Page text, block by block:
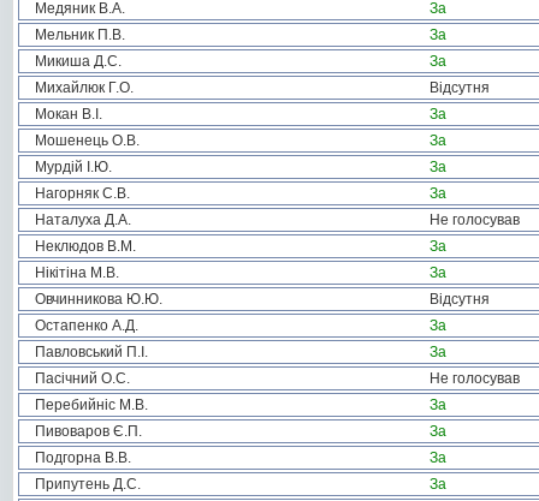
Медяник В.А.
За
Мельник П.В.
За
Микиша Д.С.
За
Михайлюк Г.О.
Відсутня
Мокан В.І.
За
Мошенець О.В.
За
Мурдій І.Ю.
За
Нагорняк С.В.
За
Наталуха Д.А.
Не голосував
Неклюдов В.М.
За
Нікітіна М.В.
За
Овчинникова Ю.Ю.
Відсутня
Остапенко А.Д.
За
Павловський П.І.
За
Пасічний О.С.
Не голосував
Перебийніс М.В.
За
Пивоваров Є.П.
За
Подгорна В.В.
За
Припутень Д.С.
За